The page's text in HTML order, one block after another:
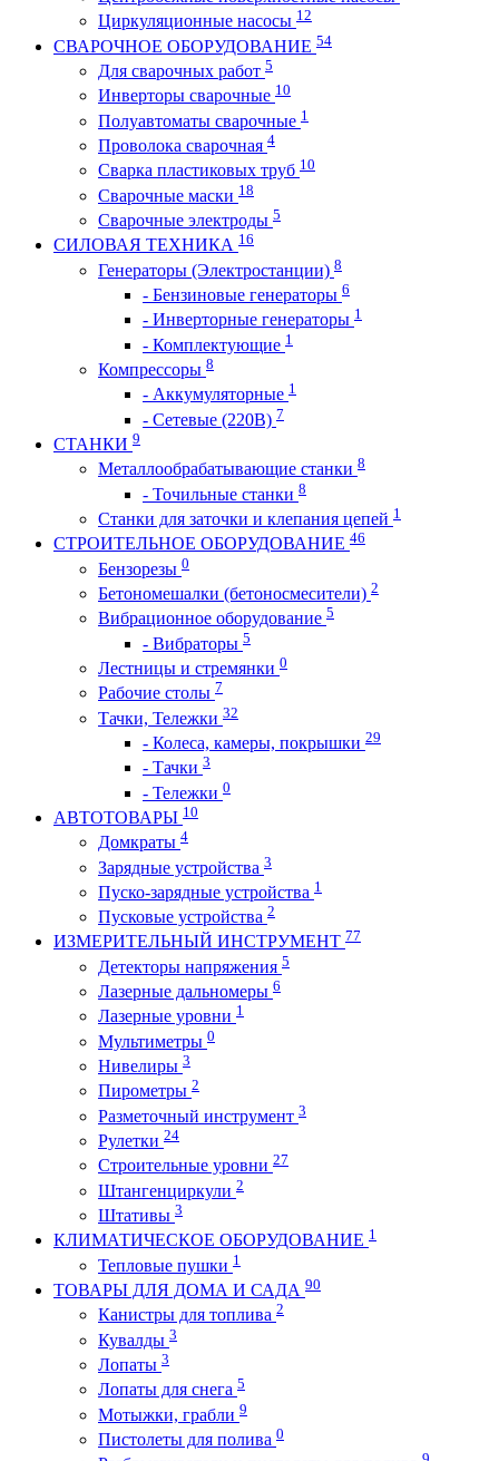
Циркуляционные насосы 12
СВАРОЧНОЕ ОБОРУДОВАНИЕ 54
Для сварочных работ 5
Инверторы сварочные 10
Полуавтоматы сварочные 1
Проволока сварочная 4
Сварка пластиковых труб 10
Сварочные маски 18
Сварочные электроды 5
СИЛОВАЯ ТЕХНИКА 16
Генераторы (Электростанции) 8
- Бензиновые генераторы 6
- Инверторные генераторы 1
- Комплектующие 1
Компрессоры 8
- Аккумуляторные 1
- Сетевые (220В) 7
СТАНКИ 9
Металлообрабатывающие станки 8
- Точильные станки 8
Станки для заточки и клепания цепей 1
СТРОИТЕЛЬНОЕ ОБОРУДОВАНИЕ 46
Бензорезы 0
Бетономешалки (бетоносмесители) 2
Вибрационное оборудование 5
- Вибраторы 5
Лестницы и стремянки 0
Рабочие столы 7
Тачки, Тележки 32
- Колеса, камеры, покрышки 29
- Тачки 3
- Тележки 0
АВТОТОВАРЫ 10
Домкраты 4
Зарядные устройства 3
Пуско-зарядные устройства 1
Пусковые устройства 2
ИЗМЕРИТЕЛЬНЫЙ ИНСТРУМЕНТ 77
Детекторы напряжения 5
Лазерные дальномеры 6
Лазерные уровни 1
Мультиметры 0
Нивелиры 3
Пирометры 2
Разметочный инструмент 3
Рулетки 24
Строительные уровни 27
Штангенциркули 2
Штативы 3
КЛИМАТИЧЕСКОЕ ОБОРУДОВАНИЕ 1
Тепловые пушки 1
ТОВАРЫ ДЛЯ ДОМА И САДА 90
Канистры для топлива 2
Кувалды 3
Лопаты 3
Лопаты для снега 5
Мотыжки, грабли 9
Пистолеты для полива 0